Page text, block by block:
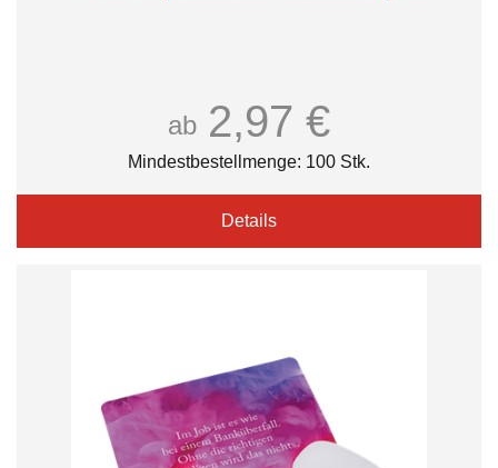
ab 2,97 €
Mindestbestellmenge: 100 Stk.
Details